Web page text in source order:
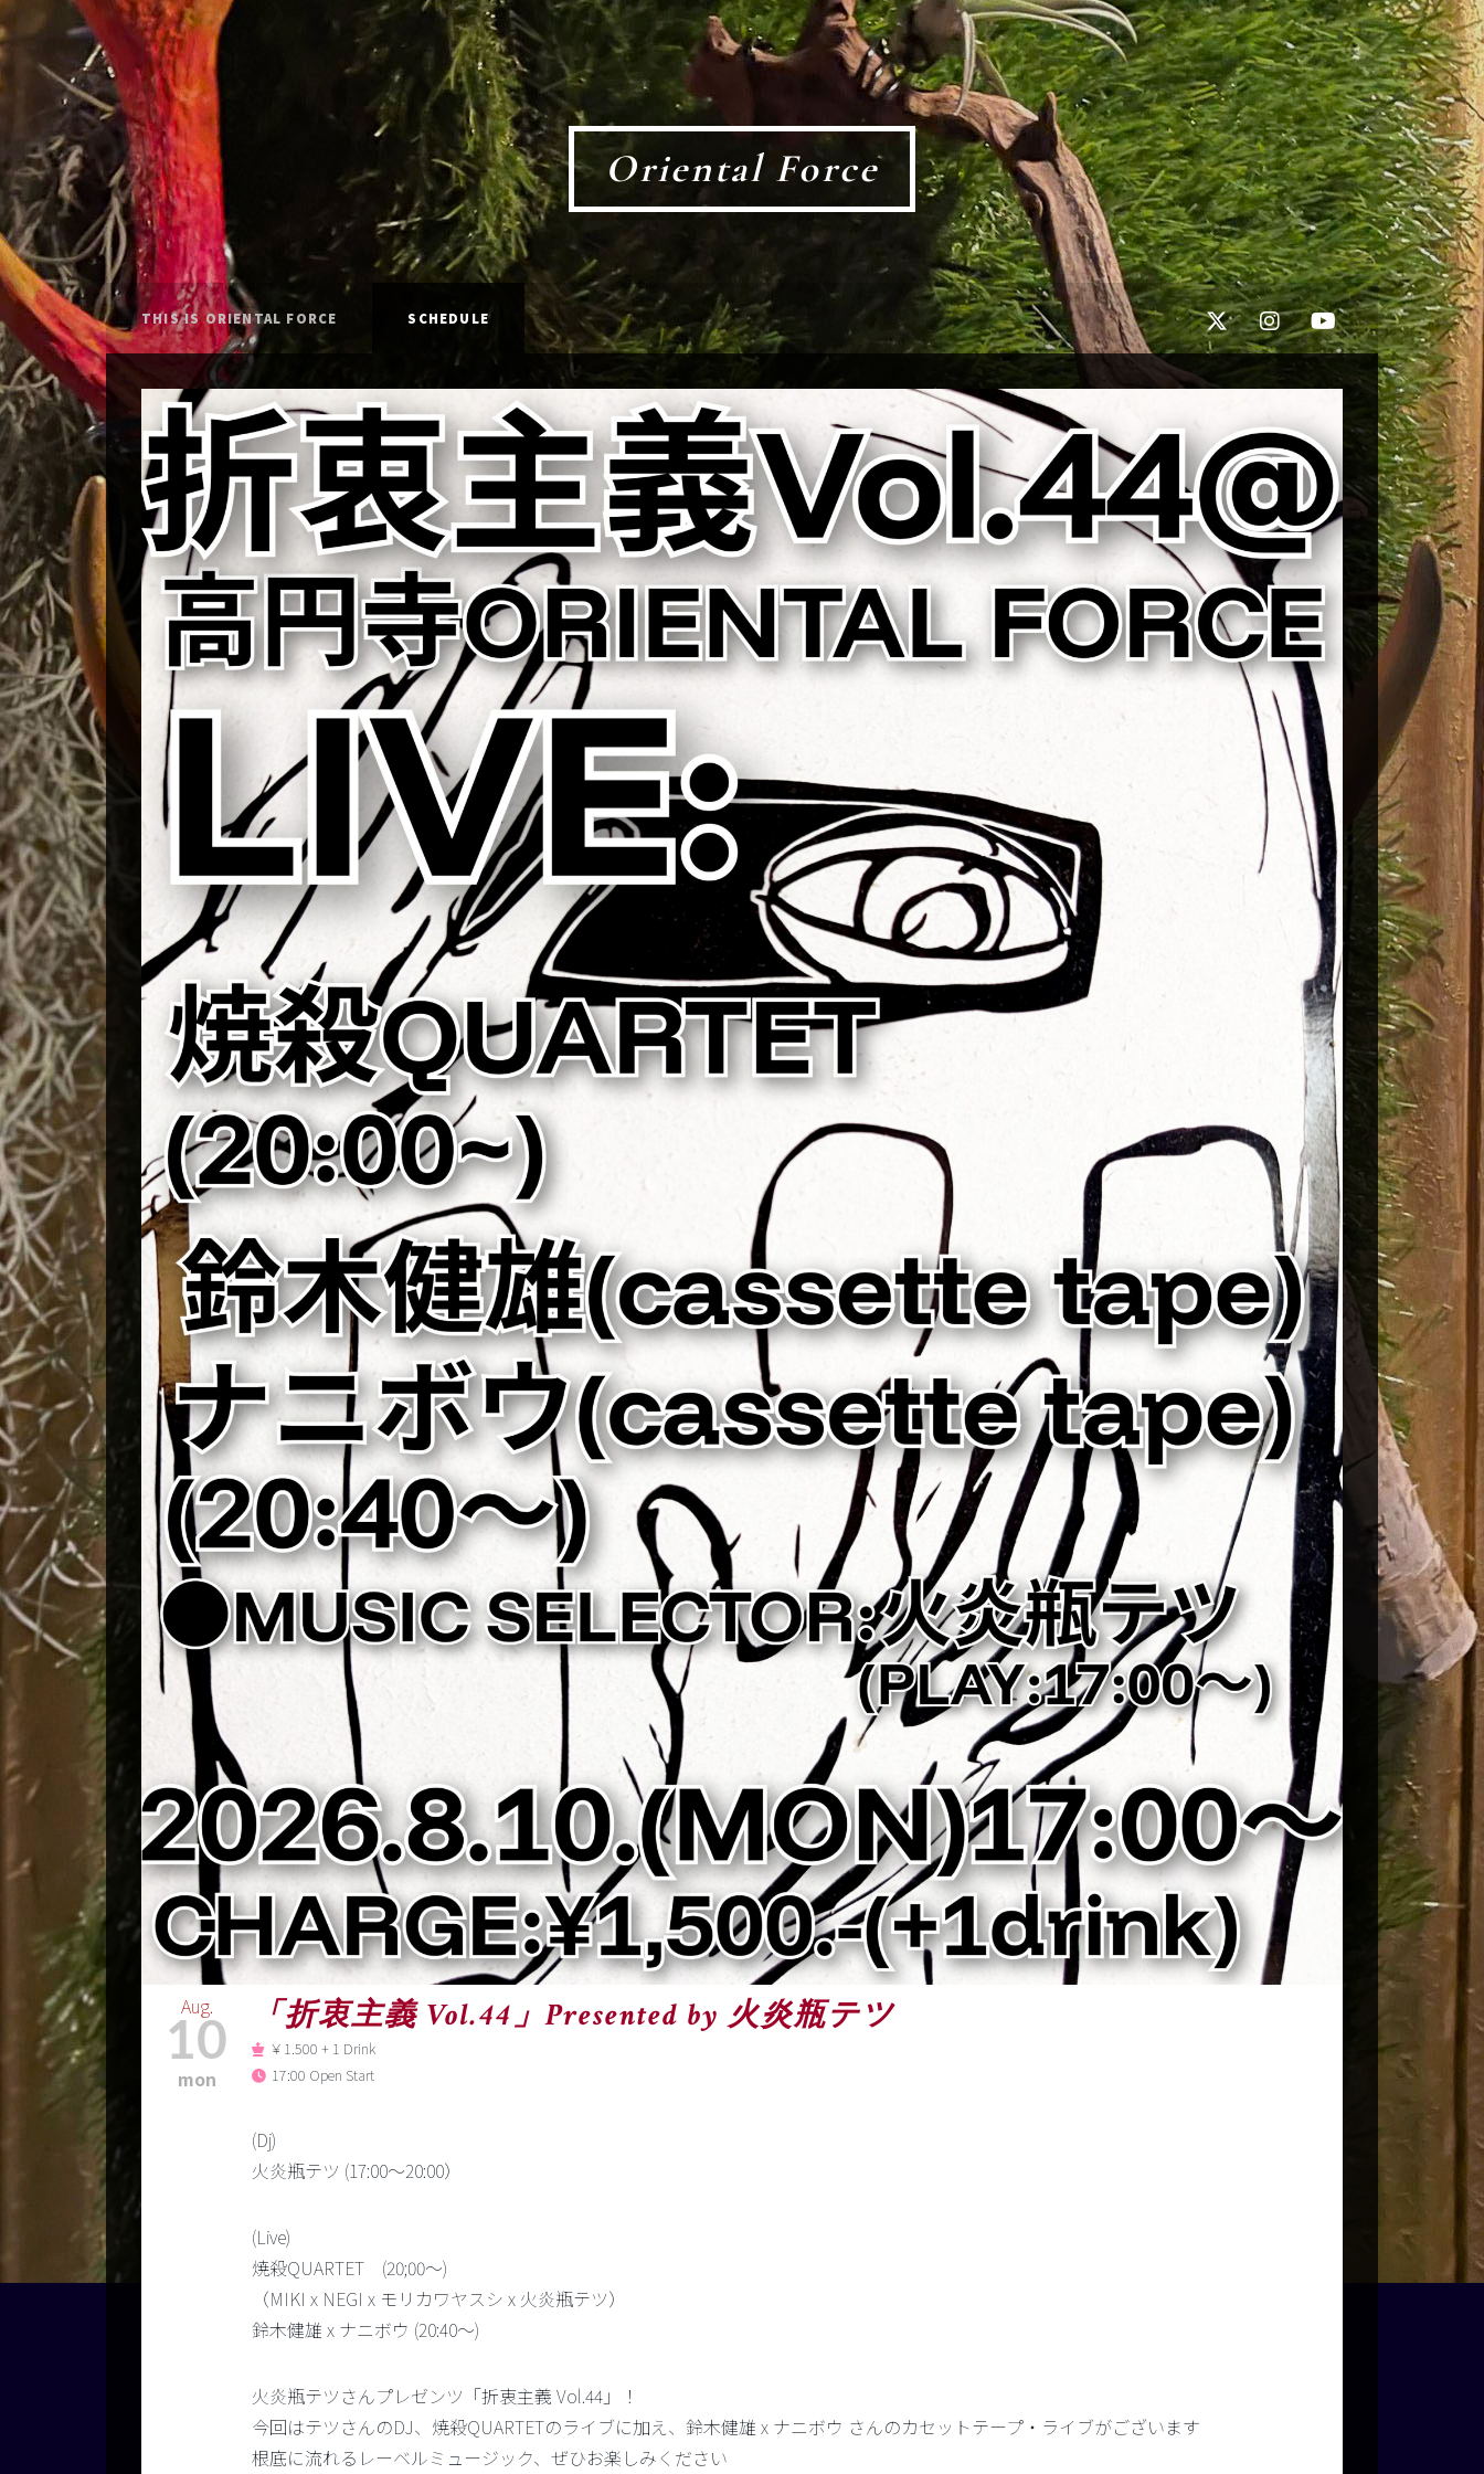
Oriental Force
THIS IS ORIENTAL FORCE SCHEDULE
Aug.
10
mon
「折衷主義 Vol.44」Presented by 火炎瓶テツ
￥1.500 + 1 Drink
17:00 Open Start
(Dj)
火炎瓶テツ (17:00～20:00）
(Live)
焼殺QUARTET (20;00～)
（MIKI x NEGI x モリカワヤスシ x 火炎瓶テツ）
鈴木健雄 x ナニボウ (20:40～)
火炎瓶テツさんプレゼンツ「折衷主義 Vol.44」！
今回はテツさんのDJ、焼殺QUARTETのライブに加え、鈴木健雄 x ナニボウ さんのカセットテープ・ライブがございます
根底に流れるレーベルミュージック、ぜひお楽しみください